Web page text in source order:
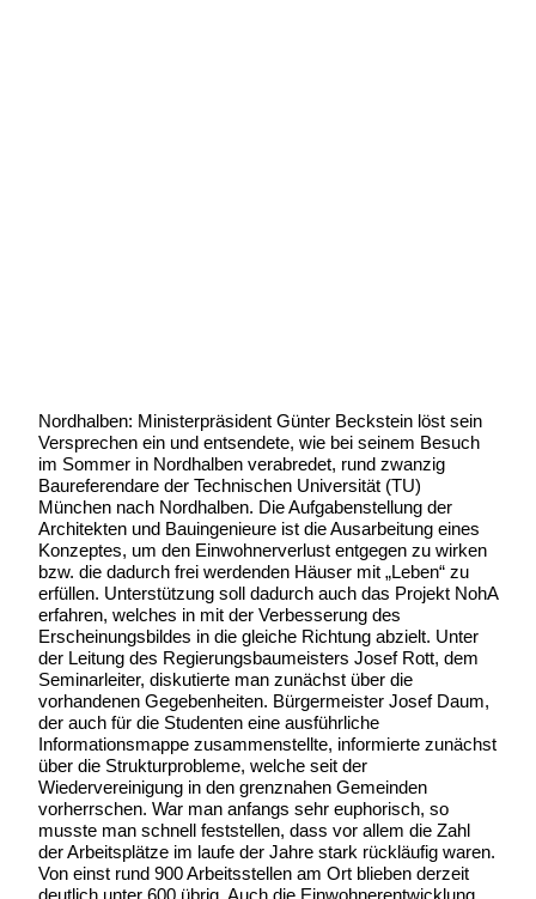
Nordhalben: Ministerpräsident Günter Beckstein löst sein
Versprechen ein und entsendete, wie bei seinem Besuch
im Sommer in Nordhalben verabredet, rund zwanzig
Baureferendare der Technischen Universität (TU)
München nach Nordhalben. Die Aufgabenstellung der
Architekten und Bauingenieure ist die Ausarbeitung eines
Konzeptes, um den Einwohnerverlust entgegen zu wirken
bzw. die dadurch frei werdenden Häuser mit „Leben“ zu
erfüllen. Unterstützung soll dadurch auch das Projekt NohA
erfahren, welches in mit der Verbesserung des
Erscheinungsbildes in die gleiche Richtung abzielt. Unter
der Leitung des Regierungsbaumeisters Josef Rott, dem
Seminarleiter, diskutierte man zunächst über die
vorhandenen Gegebenheiten. Bürgermeister Josef Daum,
der auch für die Studenten eine ausführliche
Informationsmappe zusammenstellte, informierte zunächst
über die Strukturprobleme, welche seit der
Wiedervereinigung in den grenznahen Gemeinden
vorherrschen. War man anfangs sehr euphorisch, so
musste man schnell feststellen, dass vor allem die Zahl
der Arbeitsplätze im laufe der Jahre stark rückläufig waren.
Von einst rund 900 Arbeitsstellen am Ort blieben derzeit
deutlich unter 600 übrig. Auch die Einwohnerentwicklung